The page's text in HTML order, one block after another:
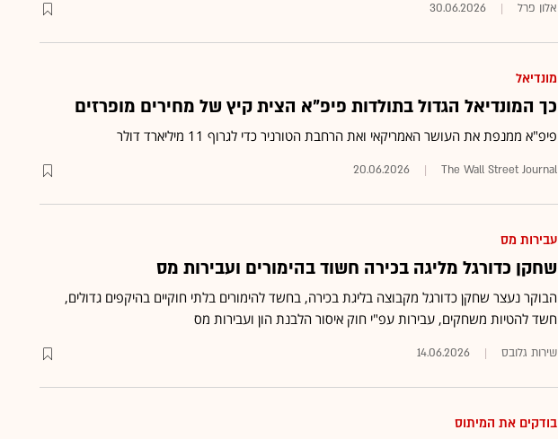
אלון פרל 30.06.2026
מונדיאל
כך המונדיאל הגדול בתולדות פיפ"א הצית קיץ של מחירים מופרזים
פיפ"א ממנפת את העושר האמריקאי ואת הרחבת הטורניר כדי לגרוף 11 מיליארד דולר
The Wall Street Journal
20.06.2026
עבירות מס
שחקן כדורגל מליגה בכירה חשוד בהימורים ועבירות מס
הבוקר נעצר שחקן כדורגל מקבוצה בליגת בכירה, בחשד להימורים בלתי חוקיים בהיקפים גדולים,
חשד להטיות משחקים, עבירות עפ"י חוק איסור הלבנת הון ועבירות מס
שירות גלובס 14.06.2026
בודקים את המיתוס